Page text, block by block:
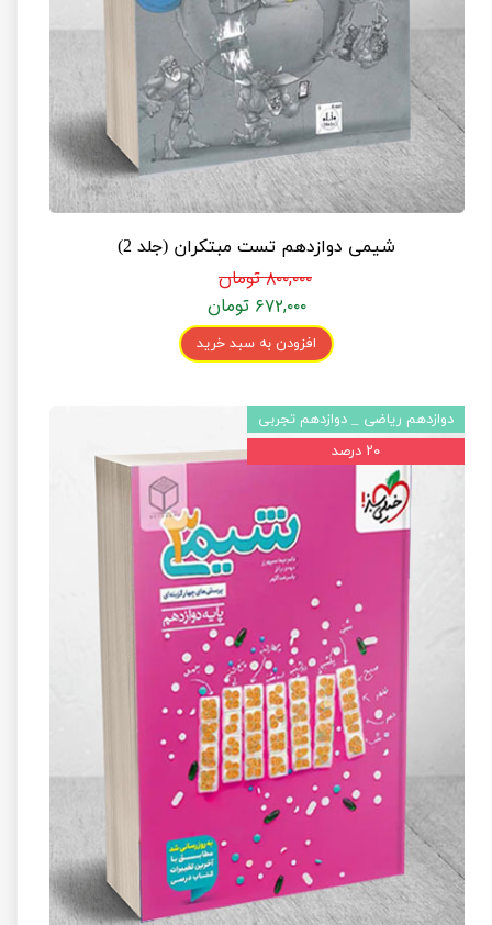
شیمی دوازدهم تست مبتکران (جلد 2)
۸۰۰,۰۰۰ تومان
۶۷۲,۰۰۰ تومان
افزودن به سبد خرید
دوازدهم ریاضی _ دوازدهم تجربی
۲۰ درصد